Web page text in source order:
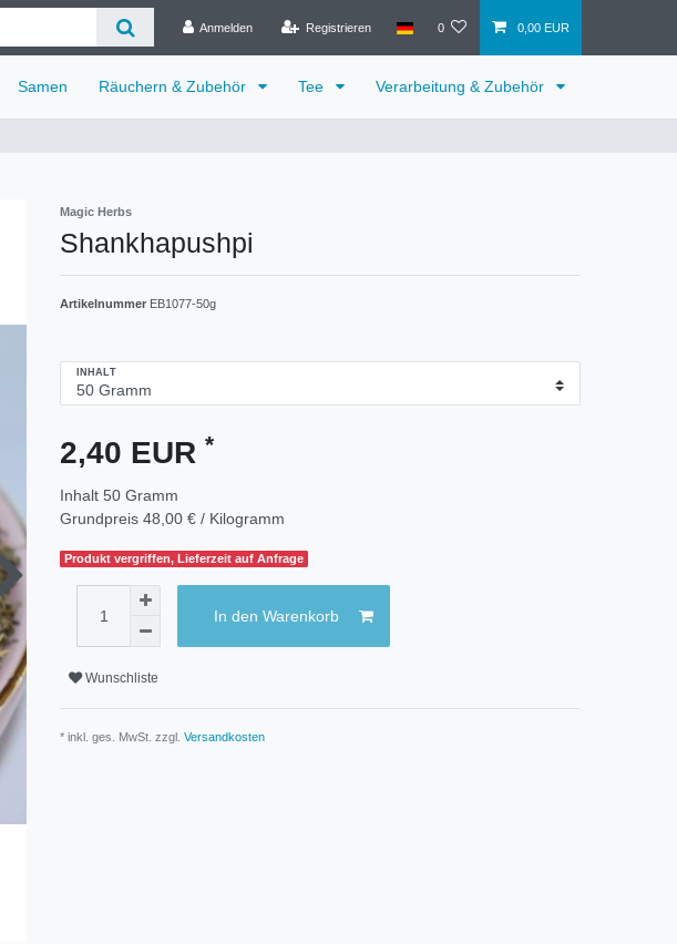
Anmelden Registrieren 0 0,00 EUR
Samen Räuchern & Zubehör Tee Verarbeitung & Zubehör
Magic Herbs
Shankhapushpi
Artikelnummer EB1077-50g
INHALT
2,40 EUR *
Inhalt 50 Gramm
Grundpreis 48,00 € / Kilogramm
Produkt vergriffen, Lieferzeit auf Anfrage
In den Warenkorb
Wunschliste
* inkl. ges. MwSt. zzgl. Versandkosten